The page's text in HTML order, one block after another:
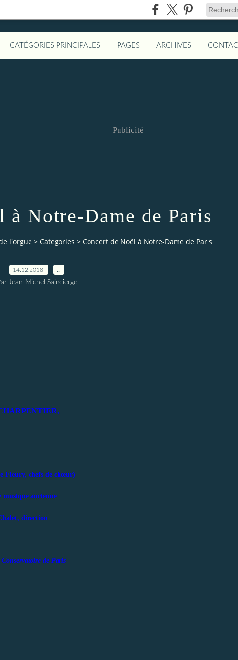
CATÉGORIES PRINCIPALES PAGES ARCHIVES
Publicité
à Notre-Dame de Paris
l'orgue > Categories > Concert de Noël à Notre-Dame de Paris
14.12.2018
Jean-Michel Saincierge
Fleury, chefs de chœur)
musique ancienne
direction
de Paris